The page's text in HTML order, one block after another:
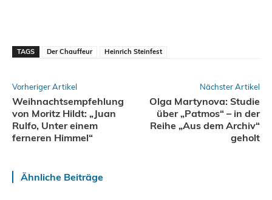
TAGS Der Chauffeur Heinrich Steinfest
Vorheriger Artikel
Weihnachtsempfehlung
von Moritz Hildt: „Juan
Rulfo, Unter einem
ferneren Himmel“
Nächster Artikel
Olga Martynova: Studie
über „Patmos“ – in der
Reihe „Aus dem Archiv“
geholt
Ähnliche Beiträge